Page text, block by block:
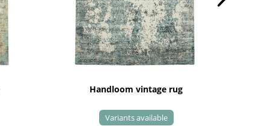
Handloom vintage rug
Variants available